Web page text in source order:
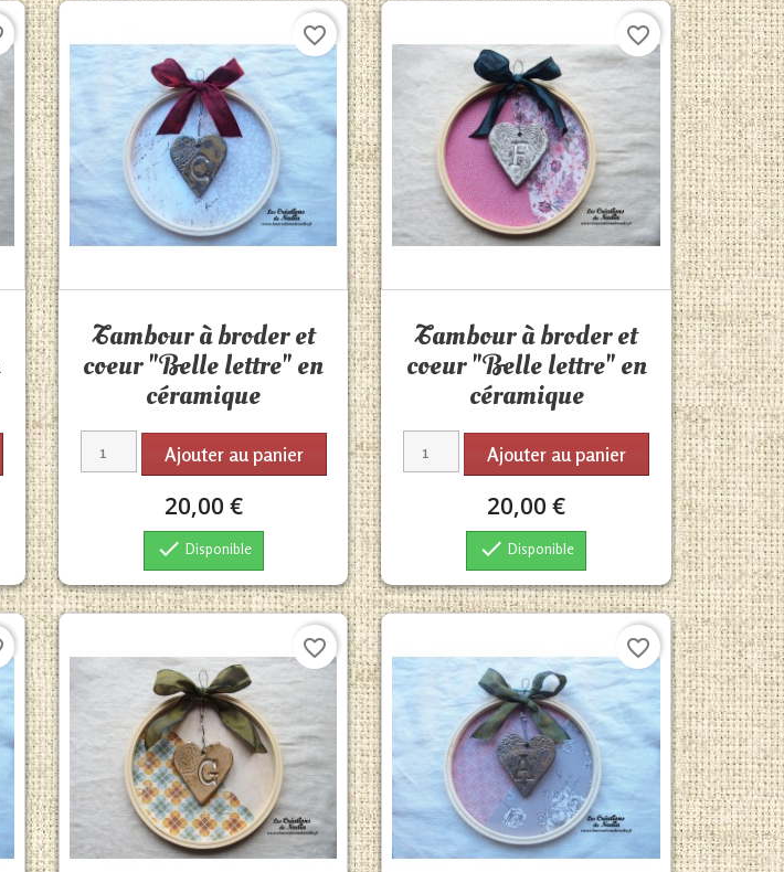
Tambour à broder et
coeur "Belle lettre" en
céramique
Ajouter au panier
20,00 €
 Disponible
favorite_border
Tambour à broder et
coeur "Belle lettre" en
céramique
Ajouter au panier
20,00 €
 Disponible
favorite_border
favorite_border favorite_border